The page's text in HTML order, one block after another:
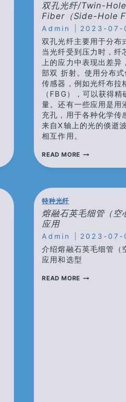
光
栅
解
调
仪/LARGE
CAPACITY
LOW-
SPEED
FBG
双孔光纤/Twin-Hole
Fiber（side-Hole
Admin 2023-07-
双孔光纤主要用于分布
当光纤受到压力时，纤
上的应力中表现出差异
部双 折射。使用分布
传感器，例如光纤布拉
（FBG），可以获得精
量。还有一些应用是用
充孔，用于各种化学传
来自X轴上的光的倏逝
相互作用。
READ MORE双
光
HOLE
FIBER）
特种光纤
熔融石英毛细管（空
应用
Admin 2023-07-
介绍熔融石英毛细管（
应用和选型
READ MORE熔